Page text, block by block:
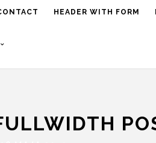
HEADER WITH FORM